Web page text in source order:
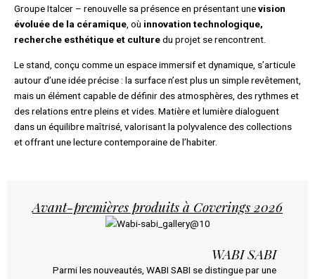
Groupe Italcer – renouvelle sa présence en présentant unevision
évoluée de la céramique, où innovation technologique,
recherche esthétique et culturedu projet se rencontrent.
Le stand, conçu comme un espace immersif et dynamique, s’articule
autour d’une idée précise : la surface n’est plus un simple revêtement,
mais un élément capable de définir des atmosphères, des rythmes et
des relations entre pleins et vides. Matière et lumière dialoguent
dans un équilibre maîtrisé, valorisant la polyvalence des collections
et offrant une lecture contemporaine de l’habiter.
Avant-premières produits à Coverings 2026
WABI SABI
Parmi les nouveautés, WABI SABI se distingue par une